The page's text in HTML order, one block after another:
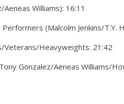
Williams): 16:11
(Malcolm Jenkins/T.Y.
Veterans/Heavyweights: 21:42
Gonzalez/Aeneas Williams/